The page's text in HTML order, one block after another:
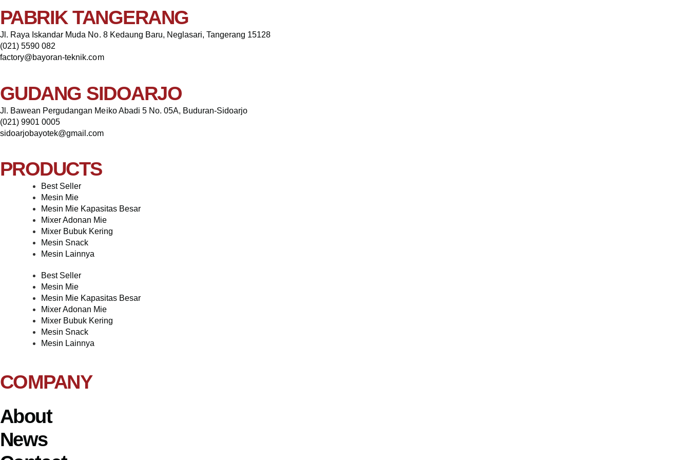
PABRIK TANGERANG
Jl. Raya Iskandar Muda No. 8 Kedaung Baru, Neglasari, Tangerang 15128
(021) 5590 082
factory@bayoran-teknik.com
GUDANG SIDOARJO
Jl. Bawean Pergudangan Meiko Abadi 5 No. 05A, Buduran-Sidoarjo
(021) 9901 0005
sidoarjobayotek@gmail.com
PRODUCTS
Best Seller
Mesin Mie
Mesin Mie Kapasitas Besar
Mixer Adonan Mie
Mixer Bubuk Kering
Mesin Snack
Mesin Lainnya
Best Seller
Mesin Mie
Mesin Mie Kapasitas Besar
Mixer Adonan Mie
Mixer Bubuk Kering
Mesin Snack
Mesin Lainnya
COMPANY
About
News